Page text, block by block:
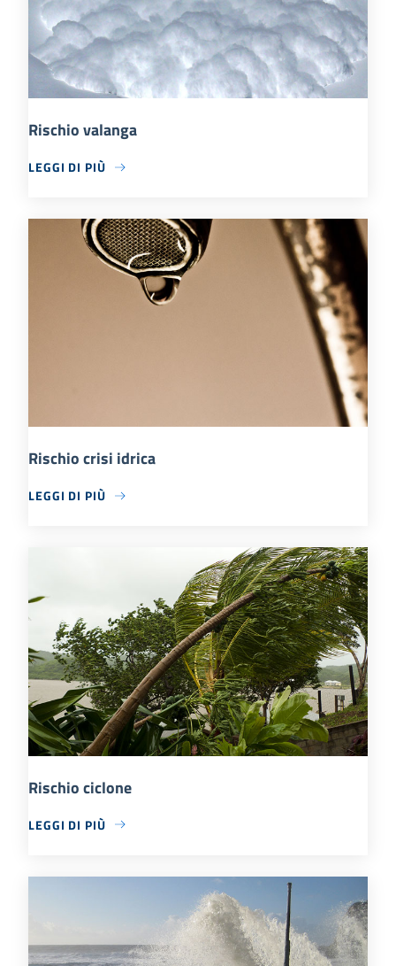
Rischio valanga
LEGGI DI PIÙ
Rischio crisi idrica
LEGGI DI PIÙ
Rischio ciclone
LEGGI DI PIÙ